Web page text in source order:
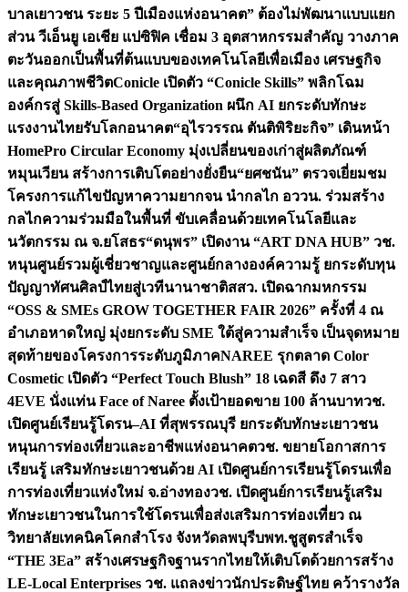
บาลเยาวชน ระยะ 5 ปีเมืองแห่งอนาคต” ต้องไม่พัฒนาแบบแยก
ส่วน วีเอ็นยู เอเชีย แปซิฟิค เชื่อม 3 อุตสาหกรรมสำคัญ วางภาค
ตะวันออกเป็นพื้นที่ต้นแบบของเทคโนโลยีเพื่อเมือง เศรษฐกิจ
และคุณภาพชีวิตConicle เปิดตัว “Conicle Skills” พลิกโฉม
องค์กรสู่ Skills-Based Organization ผนึก AI ยกระดับทักษะ
แรงงานไทยรับโลกอนาคต“อุไรวรรณ ตันติพิริยะกิจ” เดินหน้า
HomePro Circular Economy มุ่งเปลี่ยนของเก่าสู่ผลิตภัณฑ์
หมุนเวียน สร้างการเติบโตอย่างยั่งยืน“ยศชนัน” ตรวจเยี่ยมชม
โครงการแก้ไขปัญหาความยากจน นำกลไก อววน. ร่วมสร้าง
กลไกความร่วมมือในพื้นที่ ขับเคลื่อนด้วยเทคโนโลยีและ
นวัตกรรม ณ จ.ยโสธร“ดนุพร” เปิดงาน “ART DNA HUB” วช.
หนุนศูนย์รวมผู้เชี่ยวชาญและศูนย์กลางองค์ความรู้ ยกระดับทุน
ปัญญาทัศนศิลป์ไทยสู่เวทีนานาชาติสสว. เปิดฉากมหกรรม
“OSS & SMEs GROW TOGETHER FAIR 2026” ครั้งที่ 4 ณ
อำเภอหาดใหญ่ มุ่งยกระดับ SME ใต้สู่ความสำเร็จ เป็นจุดหมาย
สุดท้ายของโครงการระดับภูมิภาคNAREE รุกตลาด Color
Cosmetic เปิดตัว “Perfect Touch Blush” 18 เฉดสี ดึง 7 สาว
4EVE นั่งแท่น Face of Naree ตั้งเป้ายอดขาย 100 ล้านบาทวช.
เปิดศูนย์เรียนรู้โดรน–AI ที่สุพรรณบุรี ยกระดับทักษะเยาวชน
หนุนการท่องเที่ยวและอาชีพแห่งอนาคตวช. ขยายโอกาสการ
เรียนรู้ เสริมทักษะเยาวชนด้วย AI เปิดศูนย์การเรียนรู้โดรนเพื่อ
การท่องเที่ยวแห่งใหม่ จ.อ่างทองวช. เปิดศูนย์การเรียนรู้เสริม
ทักษะเยาวชนในการใช้โดรนเพื่อส่งเสริมการท่องเที่ยว ณ
วิทยาลัยเทคนิคโคกสำโรง จังหวัดลพบุรีบพท.ชูสูตรสำเร็จ
“THE 3Ea” สร้างเศรษฐกิจฐานรากไทยให้เติบโตด้วยการสร้าง
LE-Local Enterprises วช. แถลงข่าวนักประดิษฐ์ไทย คว้ารางวัล